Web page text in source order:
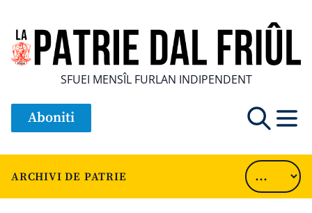
SFUEI MENSÎL FURLAN INDIPENDENT
Aboniti
ARCHIVI DE PATRIE